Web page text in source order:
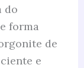
do
forma
de
e